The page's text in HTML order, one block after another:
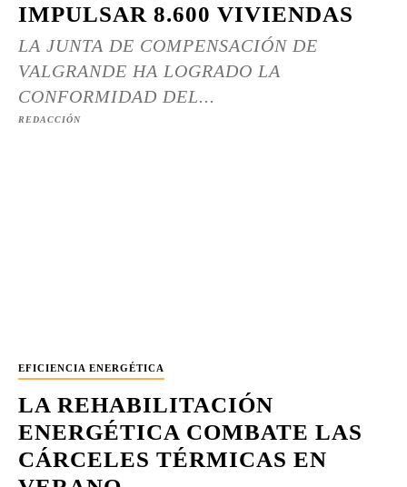
IMPULSAR 8.600 VIVIENDAS
LA JUNTA DE COMPENSACIÓN DE
VALGRANDE HA LOGRADO LA
CONFORMIDAD DEL...
REDACCIÓN
EFICIENCIA ENERGÉTICA
LA REHABILITACIÓN
ENERGÉTICA COMBATE LAS
CÁRCELES TÉRMICAS EN